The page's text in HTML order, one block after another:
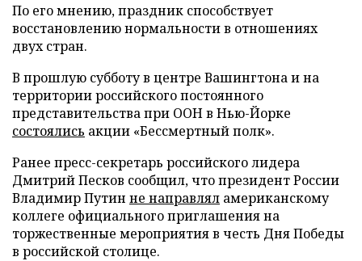
По его мнению, праздник способствует
восстановлению нормальности в отношениях
двух стран.
В прошлую субботу в центре Вашингтона и на
территории российского постоянного
представительства при ООН в Нью-Йорке
состоялись акции «Бессмертный полк».
Ранее пресс-секретарь российского лидера
Дмитрий Песков сообщил, что президент России
Владимир Путин не направлял американскому
коллеге официального приглашения на
торжественные мероприятия в честь Дня Победы
в российской столице.